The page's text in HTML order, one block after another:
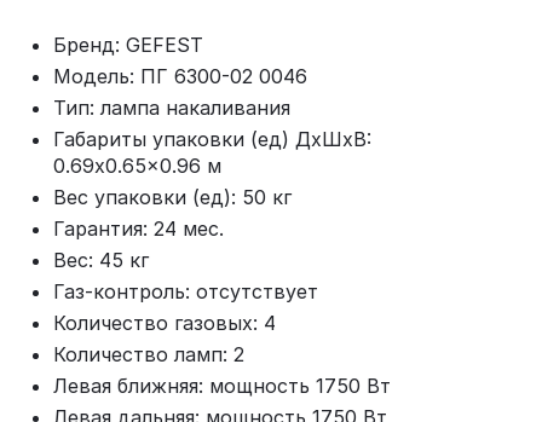
Бренд: GEFEST
Модель: ПГ 6300-02 0046
Тип: лампа накаливания
Габариты упаковки (ед) ДхШхВ:
0.69x0.65x0.96 м
Вес упаковки (ед): 50 кг
Гарантия: 24 мес.
Вес: 45 кг
Газ-контроль: отсутствует
Количество газовых: 4
Количество ламп: 2
Левая ближняя: мощность 1750 Вт
Левая дальняя: мощность 1750 Вт